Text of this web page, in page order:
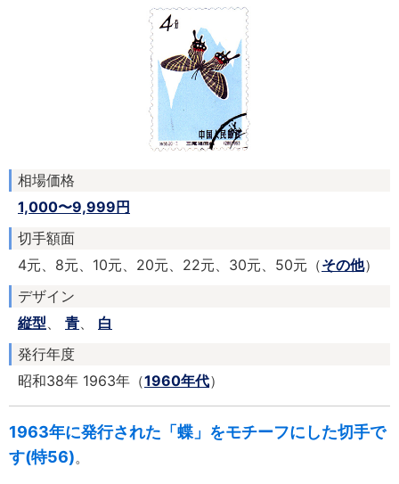
相場価格
1,000〜9,999円
切手額面
4元、8元、10元、20元、22元、30元、50元（その他）
デザイン
縦型、 青、 白
発行年度
昭和38年 1963年（1960年代）
1963年に発行された「蝶」をモチーフにした切手で
す(特56)。